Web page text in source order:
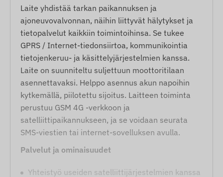
Laite yhdistää tarkan paikannuksen ja
ajoneuvovalvonnan, näihin liittyvät hälytykset ja
tietopalvelut kaikkiin toimintoihinsa. Se tukee
GPRS / Internet-tiedonsiirtoa, kommunikointia
tietojenkeruu- ja käsittelyjärjestelmien kanssa.
Laite on suunniteltu suljettuun moottoritilaan
asennettavaksi. Helppo asennus akun napoihin
kytkemällä, piilotettu sijoitus. Laitteen toiminta
perustuu GSM 4G -verkkoon ja
satelliittipaikannukseen, ja se voidaan seurata
SMS-viestien tai internet-sovelluksen avulla.
Palvelut ja ominaisuudet
Yhteistyö useiden satelliittijärjestelmien kanssa